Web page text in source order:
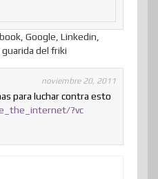
Google, Linkedin,
del friki
noviembre 20, 2011
para luchar contra esto
?vc